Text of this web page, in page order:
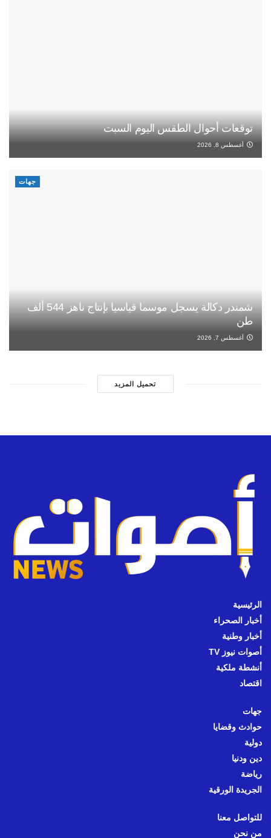
توقعات أحوال الطقس اليوم السبت
أغسطس 8, 2026
جهات
شمندر دكالة يسجل موسما قياسيا بإنتاج ناهز 544 ألف
طن
أغسطس 7, 2026
تحميل المزيد
الرئيسية
أخبار الصحراء
أخبار وطنية
أصوات نيوز TV
أنشطة ملكية
اقتصاد
جهات
حوادث وقضايا
دولية
دين ودنيا
رياضة
الجريدة الورقية
للتواصل معنا
من نحن